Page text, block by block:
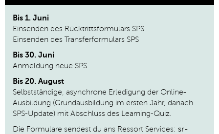
Bis 1. Juni
Einsenden des Rücktrittsformulars SPS
Einsenden des Transferformulars SPS
Bis 30. Juni
Anmeldung neue SPS
Bis 20. August
Selbstständige, asynchrone Erledigung der Online-
Ausbildung (Grundausbildung im ersten Jahr, danach
SPS-Update) mit Abschluss des Learning-Quiz.
Die Formulare sendest du ans Ressort Services: sr-